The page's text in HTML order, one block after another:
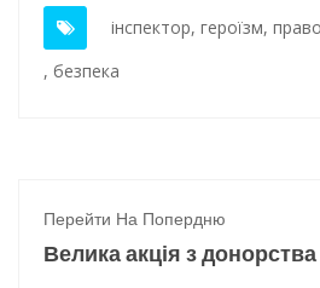
інспектор, героїзм,
, безпека
Перейти На Попердню
Велика акція з